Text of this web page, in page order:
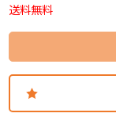
送料無料